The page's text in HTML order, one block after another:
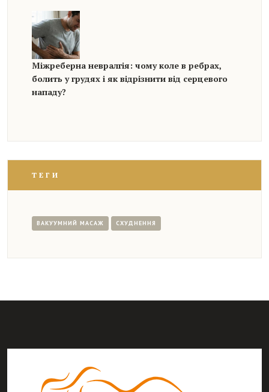
Міжреберна невралгія: чому коле в ребрах,
болить у грудях і як відрізнити від серцевого
нападу?
ТЕГИ
ВАКУУМНИЙ МАСАЖ СХУДНЕННЯ